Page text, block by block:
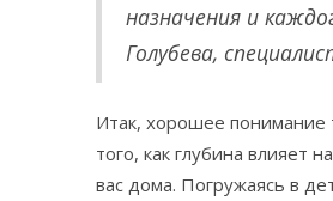
назначения и
Голубева,
Итак, хорошее понимание
того, как глубина
вас дома. Погружаясь в